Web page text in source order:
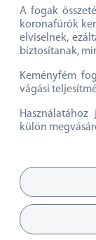
A fogak
koronafúrók
elviselnek,
biztosítanak,
Keményfém
vágási
külön